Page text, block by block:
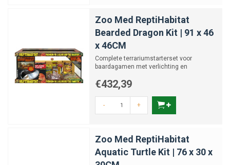
Zoo Med ReptiHabitat
Bearded Dragon Kit | 91 x 46
x 46CM
Complete terrariumstarterset voor
baardagamen met verlichting en
€432,39
- +
Zoo Med ReptiHabitat
Aquatic Turtle Kit | 76 x 30 x